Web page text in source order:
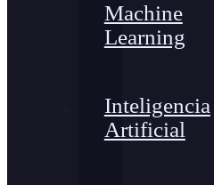
Machine
Learning
Inteligencia
Artificial